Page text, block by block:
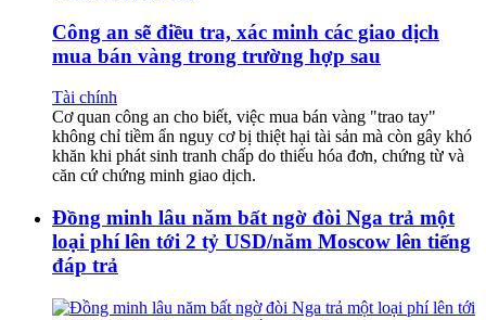
Công an sẽ điều tra, xác minh các giao dịch
mua bán vàng trong trường hợp sau
Tài chính
Cơ quan công an cho biết, việc mua bán vàng "trao tay"
không chỉ tiềm ẩn nguy cơ bị thiệt hại tài sản mà còn gây khó
khăn khi phát sinh tranh chấp do thiếu hóa đơn, chứng từ và
căn cứ chứng minh giao dịch.
Đồng minh lâu năm bất ngờ đòi Nga trả một
loại phí lên tới 2 tỷ USD/năm Moscow lên tiếng
đáp trả